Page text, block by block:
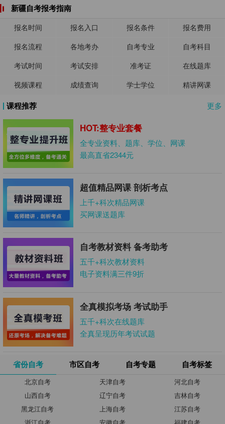
新疆自考报考指南
报名时间 报名入口 报名条件
报名费用
报名流程
各地考办 自考专业
自考科目
考试时间
考试安排 准考证
在线题库
视频课程
成绩查询 学士学位 精讲网课
更多
课程推荐
HOT:整专业套餐
全专业资料、题库、学位、网课
最高直省2344元
超值精品网课 剖析考点
上千+科次精品网课
买网课送题库
自考教材资料 备考助考
五千+科次教材资料
电子资料满三件9折
全真模拟考场 考试助手
五千+科次在线题库
全真呈现历年考试试题
省份自考 市区自考 自考专题 自考标签
北京自考 天津自考
河北自考
山西自考
辽宁自考
吉林自考
黑龙江自考
上海自考
江苏自考
浙江自考
安徽自考 福建自考